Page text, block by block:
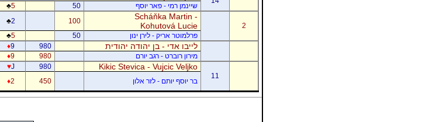
שיינמן רמי - פאר יוסף
50
♣5
2
Scháňka Martin -
Kohutová Lucie
100
♣2
פרלמוטר אריק - לירן ינון
50
♣5
לייבו אדי - בן יהודה יהודית 980
♦9
מירון רוברט - רגב יורם
980
♦9
11
Kikic Stevica - Vujcic Veljko
980
♥J
בר יוסף יותם - לזר אלון
450
♦2